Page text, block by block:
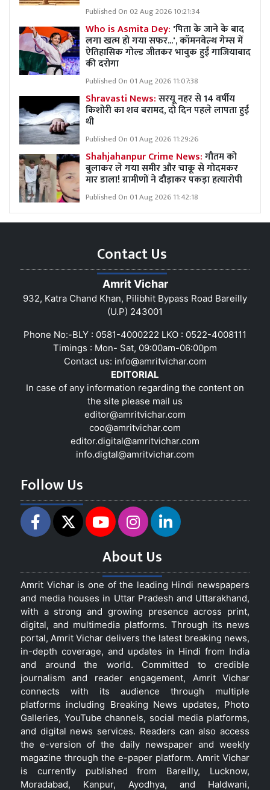
Published On 02 Aug 2026 10:21:34
Who is Asmita Dey: 'पिता के जाने के बाद
लगा खत्म हो गया सफर...', कॉमनवेल्थ गेम्स में
ऐतिहासिक गोल्ड जीतकर भावुक हुईं गाजियाबाद
की दरोगा
Published On 01 Aug 2026 11:07:38
Shravasti News:सरयू नहर से 14 वर्षीय
किशोरी का शव बरामद, दो दिन पहले लापता हुई
थी
Published On 01 Aug 2026 11:29:26
Shahjahanpur Crime News:गौतम को
बुलाकर ले गया समीर और चाकू से गोदमकर
मार डाला! ग्रामीणों ने दौड़ाकर पकड़ा हत्यारोपी
Published On 01 Aug 2026 11:42:18
Contact Us
Amrit Vichar
932, Katra Chand Khan, Pilibhit Bypass Road Bareilly
(U.P) 243001
Phone No:-BLY : 0581-4000222 LKO : 0522-4008111
Timings : Mon- Sat, 09:00am-06:00pm
Contact us: info@amritvichar.com
EDITORIAL
In case of any information regarding the content on
the site please mail us
editor@amritvichar.com
coo@amritvichar.com
editor.digital@amritvichar.com
info.digtal@amritvichar.com
Follow Us
About Us
Amrit Vichar is one of the leading Hindi newspapers
and media houses in Uttar Pradesh and Uttarakhand,
with a strong and growing presence across print,
digital, and multimedia platforms. Through its news
portal, Amrit Vichar delivers the latest breaking news,
in-depth coverage, and updates in Hindi from India
and around the world. Committed to credible
journalism and reader engagement, Amrit Vichar
connects with its audience through multiple
platforms including Breaking News updates, Photo
Galleries, YouTube channels, social media platforms,
and digital news services. Readers can also access
the e-version of the daily newspaper and weekly
magazine through the e-paper platform. Amrit Vichar
is currently published from Bareilly, Lucknow,
Moradabad, Kanpur, Ayodhya, and Haldwani,